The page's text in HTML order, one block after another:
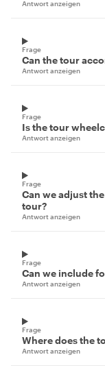
Antwort anzeigen
Frage
Can the tour
Antwort anzeigen
Frage
Is the tour
Antwort anzeigen
Frage
Can we adjust
tour?
Antwort anzeigen
Frage
Can we include
Antwort anzeigen
Frage
Where does the
Antwort anzeigen